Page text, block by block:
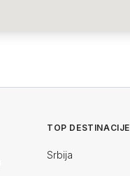
TOP DESTINACIJE
Srbija